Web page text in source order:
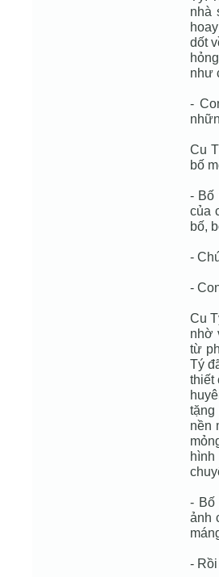
nhà
dốt
như
-
Cu
bố
- Bố
của
bố,
-
-
Cu
nhờ
từ
Tý
thiết
tặng
nền
- Bố
ảnh
-